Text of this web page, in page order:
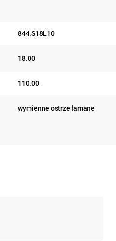
844.S18L10
18.00
110.00
wymienne ostrze łamane